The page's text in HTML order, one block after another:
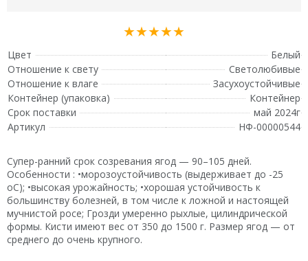
★★★★★
Цвет
Белый
Отношение к свету
Светолюбивые
Отношение к влаге
Засухоустойчивые
Контейнер (упаковка)
Контейнер
Срок поставки
май 2024г
Артикул
НФ-00000544
Супер-ранний срок созревания ягод — 90–105 дней.
Особенности : •морозоустойчивость (выдерживает до -25
оС); •высокая урожайность; •хорошая устойчивость к
большинству болезней, в том числе к ложной и настоящей
мучнистой росе; Грозди умеренно рыхлые, цилиндрической
формы. Кисти имеют вес от 350 до 1500 г. Размер ягод — от
среднего до очень крупного.